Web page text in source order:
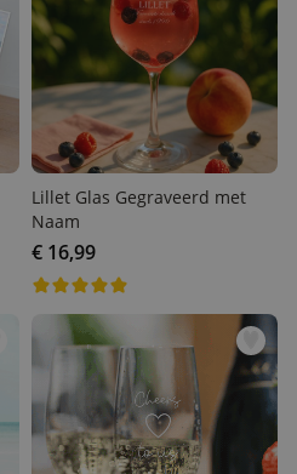
Lillet Glas Gegraveerd met
Naam
€ 16,99